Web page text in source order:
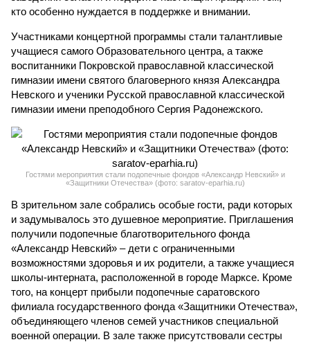
кто особенно нуждается в поддержке и внимании.
Участниками концертной программы стали талантливые
учащиеся самого Образовательного центра, а также
воспитанники Покровской православной классической
гимназии имени святого благоверного князя Александра
Невского и ученики Русской православной классической
гимназии имени преподобного Сергия Радонежского.
Гостями мероприятия стали подопечные фондов «Александр Невский» и
«Защитники Отечества» (фото: saratov-eparhia.ru)
В зрительном зале собрались особые гости, ради которых
и задумывалось это душевное мероприятие. Приглашения
получили подопечные благотворительного фонда
«Александр Невский» – дети с ограниченными
возможностями здоровья и их родители, а также учащиеся
школы-интерната, расположенной в городе Марксе. Кроме
того, на концерт прибыли подопечные саратовского
филиала государственного фонда «Защитники Отечества»,
объединяющего членов семей участников специальной
военной операции. В зале также присутствовали сестры